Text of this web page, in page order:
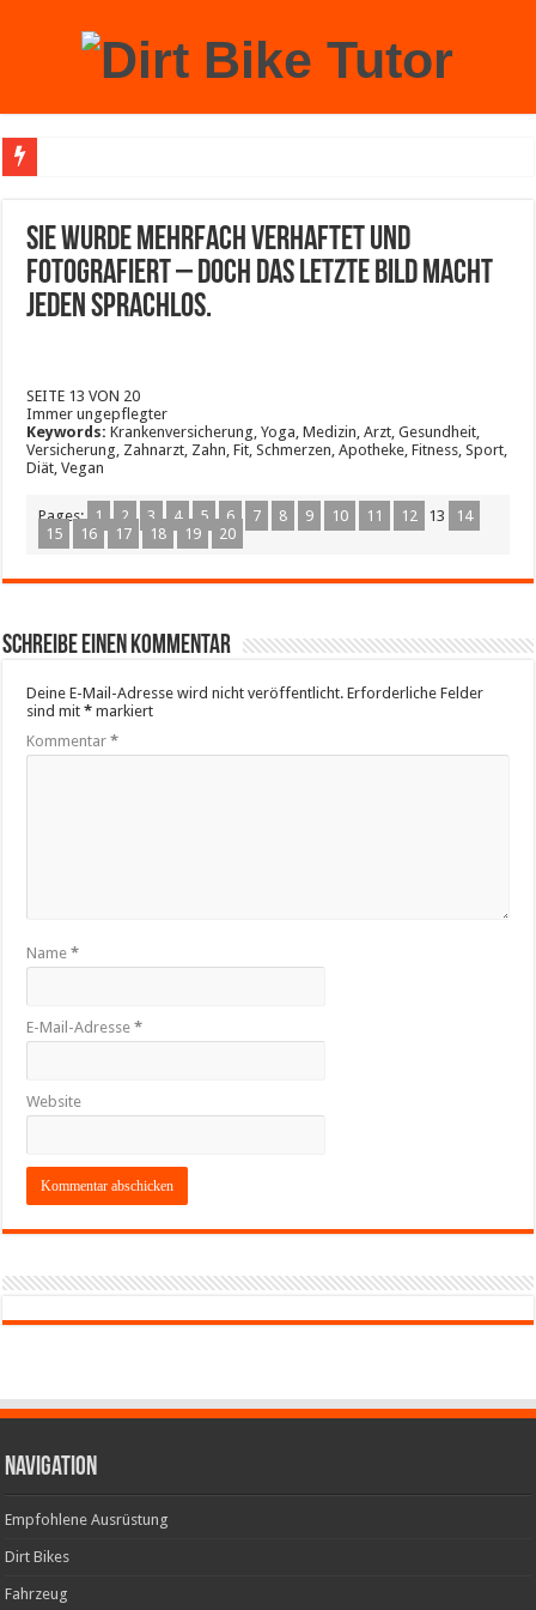
Sie wurde mehrfach verhaftet und
fotografiert – doch das letzte Bild macht
jeden sprachlos.
SEITE 13 VON 20
Immer ungepflegter
Keywords: Krankenversicherung, Yoga, Medizin, Arzt, Gesundheit,
Versicherung, Zahnarzt, Zahn, Fit, Schmerzen, Apotheke, Fitness, Sport,
Diät, Vegan
Pages: 1 2 3 4 5 6 7 8 9 10 11 12 13
14
15
16 17 18 19 20
Schreibe einen Kommentar
Deine E-Mail-Adresse wird nicht veröffentlicht. Erforderliche Felder
sind mit* markiert
Kommentar*
Name*
E-Mail-Adresse*
Website
Navigation
Empfohlene Ausrüstung
Dirt Bikes
Fahrzeug